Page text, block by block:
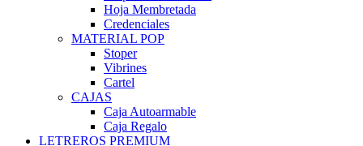
Hoja Membretada
Credenciales
MATERIAL POP
Stoper
Vibrines
Cartel
CAJAS
Caja Autoarmable
Caja Regalo
LETREROS PREMIUM